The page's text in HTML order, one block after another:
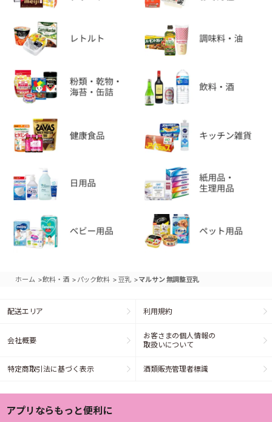
ホーム >飲料・酒 > パック飲料 > 豆乳 >マルサン 無調整豆乳
配送エリア 利用規約
会社概要
お客さまの個人情報の
取扱いについて
特定商取引法に基づく表示 酒類販売管理者標識
アプリならもっと便利に